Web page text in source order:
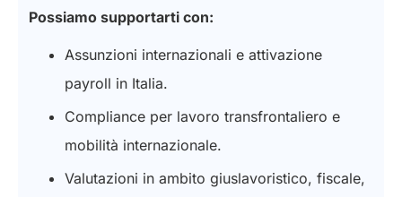
Possiamo supportarti con:
Assunzioni internazionali e attivazione
payroll in Italia.
Compliance per lavoro transfrontaliero e
mobilità internazionale.
Valutazioni in ambito giuslavoristico, fiscale,